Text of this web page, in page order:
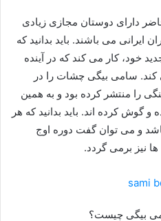
دارای دوستان مجازی زیادی
ایرانی می باشند. باید بدانید که
خود، کار می کند که در آینده
کند. سامی بیگی چشات را در
را منتشر کرده بود و به همین
و گوش کرده اند. باید بدانید که هر
و می توان گفت دوره اوج
نیز برمی گردد.